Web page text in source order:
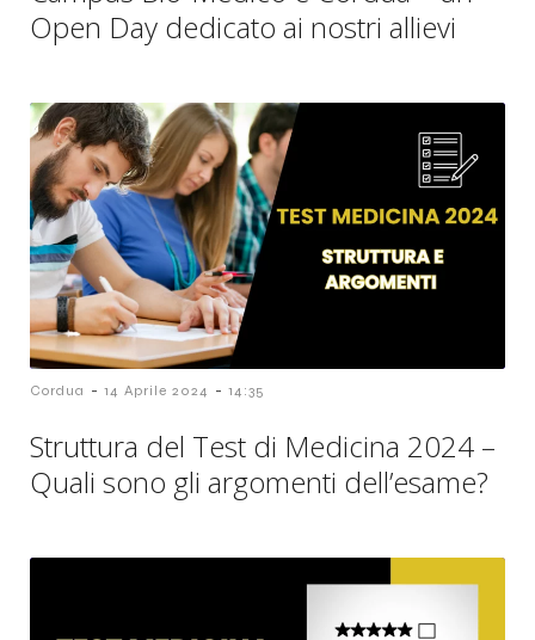
Open Day dedicato ai nostri allievi
Cordua - 14 Aprile 2024 - 14:35
Struttura del Test di Medicina 2024 –
Quali sono gli argomenti dell’esame?